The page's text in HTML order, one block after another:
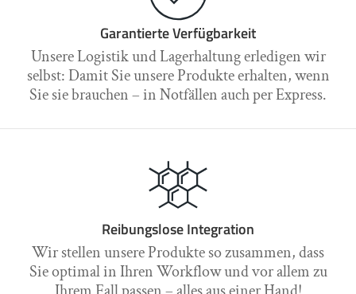
Garantierte Verfügbarkeit
Unsere Logistik und Lagerhaltung erledigen wir
selbst: Damit Sie unsere Produkte erhalten, wenn
Sie sie brauchen – in Notfällen auch per Express.
Reibungslose Integration
Wir stellen unsere Produkte so zusammen, dass
Sie optimal in Ihren Workflow und vor allem zu